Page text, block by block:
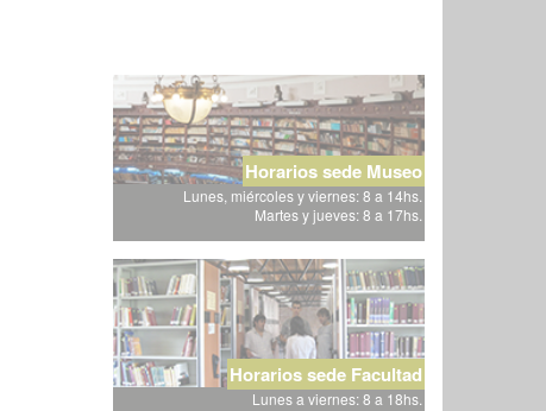
Horarios sede Museo
Lunes, miércoles y viernes: 8 a 14hs.
Martes y jueves: 8 a 17hs.
Horarios sede Facultad
Lunes a viernes: 8 a 18hs.